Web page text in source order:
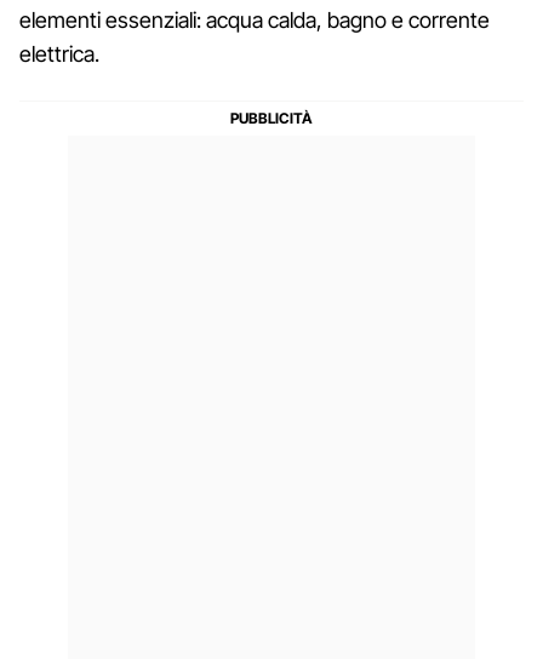
elementi essenziali: acqua calda, bagno e corrente
elettrica.